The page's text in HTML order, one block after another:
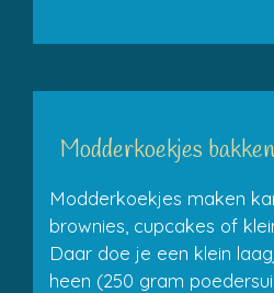
Modderkoekjes
Modderkoekjes maken
brownies, cupcakes of
Daar doe je een klein
heen (250 gram